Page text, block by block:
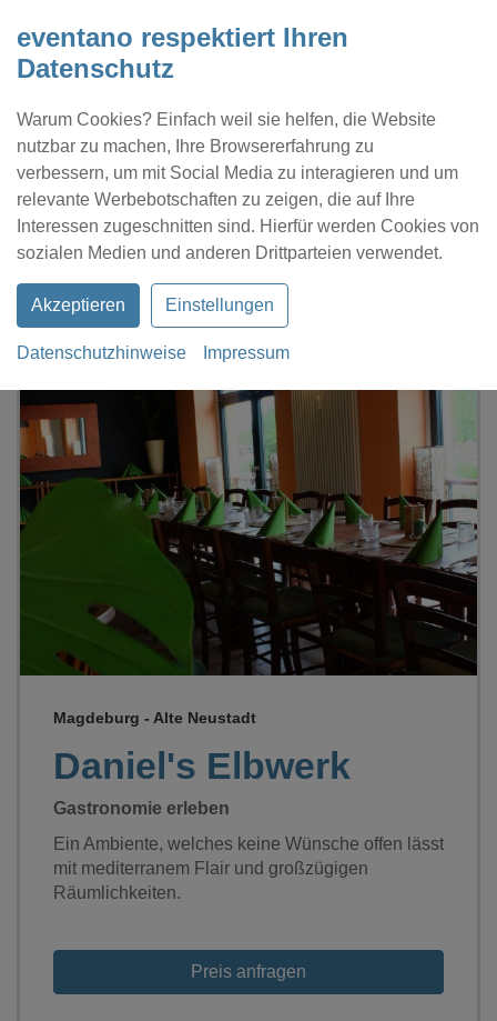
eventano respektiert Ihren
Datenschutz
Warum Cookies? Einfach weil sie helfen, die Website
nutzbar zu machen, Ihre Browsererfahrung zu
verbessern, um mit Social Media zu interagieren und um
relevante Werbebotschaften zu zeigen, die auf Ihre
Interessen zugeschnitten sind. Hierfür werden Cookies von
sozialen Medien und anderen Drittparteien verwendet.
Akzeptieren Einstellungen
Datenschutzhinweise Impressum
Kontakt Location eintragen Profil
Daniel's Elbwerk
Loading...
Daniel's Elbwerk
Magdeburg - Alte Neustadt
Gastronomie erleben
Ein Ambiente, welches keine Wünsche offen lässt
mit mediterranem Flair und großzügigen
Räumlichkeiten.
Preis anfragen